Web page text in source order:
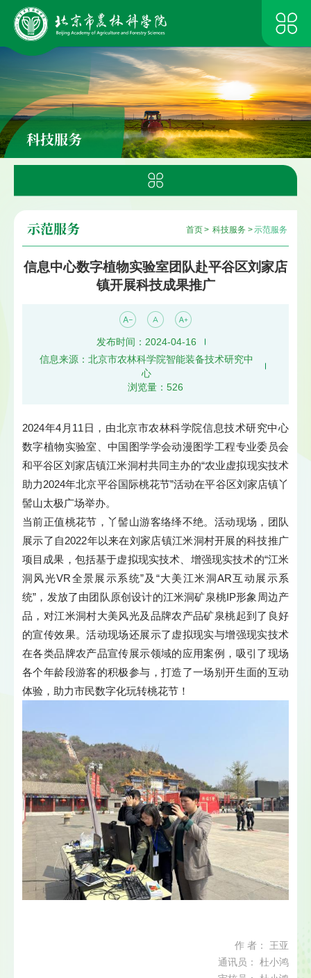
科技服务
首页> 科技服务 >示范服务
示范服务
信息中心数字植物实验室团队赴平谷区刘家店
镇开展科技成果推广
发布时间：2024-04-16
信息来源：北京市农林科学院智能装备技术研究中
心
浏览量： 526
2024年4月11日，由北京市农林科学院信息技术研究中心
数字植物实验室、中国图学学会动漫图学工程专业委员会
和平谷区刘家店镇江米洞村共同主办的“农业虚拟现实技术
助力2024年北京平谷国际桃花节”活动在平谷区刘家店镇丫
髻山太极广场举办。
当前正值桃花节，丫髻山游客络绎不绝。活动现场，团队
展示了自2022年以来在刘家店镇江米洞村开展的科技推广
项目成果，包括基于虚拟现实技术、增强现实技术的“江米
洞风光VR全景展示系统”及“大美江米洞AR互动展示系
统”，发放了由团队原创设计的江米洞矿泉桃IP形象周边产
品，对江米洞村大美风光及品牌农产品矿泉桃起到了良好
的宣传效果。活动现场还展示了虚拟现实与增强现实技术
在各类品牌农产品宣传展示领域的应用案例，吸引了现场
各个年龄段游客的积极参与，打造了一场别开生面的互动
体验，助力市民数字化玩转桃花节！
作 者： 王亚
通讯员： 杜小鸿